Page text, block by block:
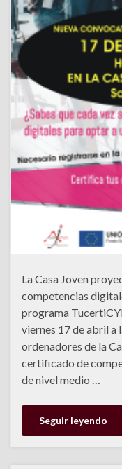
La Casa Joven
competencias
programa
viernes 17 de abril a
ordenadores de la
certificado de
de nivel medio …
Seguir leyendo